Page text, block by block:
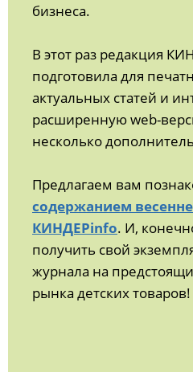
бизнеса.
В этот раз редакция
подготовила для
актуальных статей и
расширенную web-
несколько
Предлагаем вам
содержанием
КИНДЕРinfo. И,
получить свой
журнала на
рынка детских товаров!